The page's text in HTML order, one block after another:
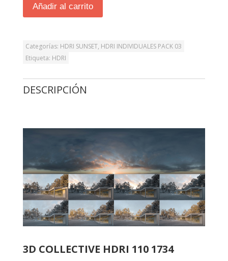
Añadir al carrito
Categorías: HDRI SUNSET, HDRI INDIVIDUALES PACK 03
Etiqueta: HDRI
DESCRIPCIÓN
3D COLLECTIVE HDRI 110 1734